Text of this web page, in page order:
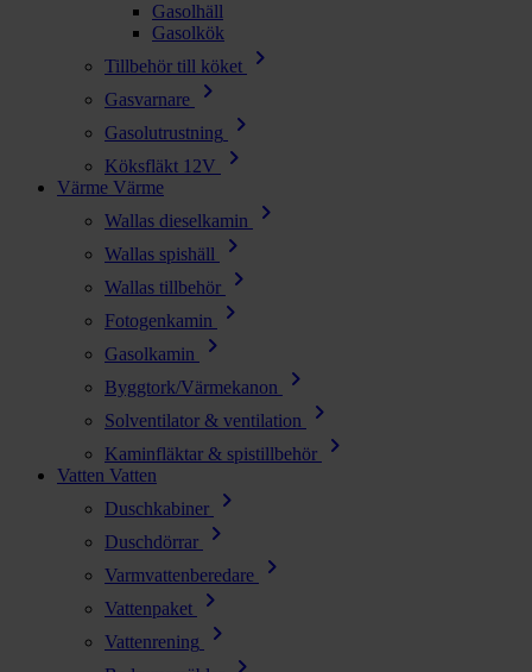
Gasolhäll
Gasolkök
Tillbehör till köket
chevron_right
Gasvarnare chevron_right
Gasolutrustning chevron_right
Köksfläkt 12V chevron_right
Värme Värme
Wallas dieselkamin
chevron_right
Wallas spishäll chevron_right
Wallas tillbehör chevron_right
Fotogenkamin chevron_right
Gasolkamin chevron_right
Byggtork/Värmekanon chevron_right
Solventilator & ventilation chevron_right
Kaminfläktar & spistillbehör chevron_right
Vatten Vatten
Duschkabiner
chevron_right
Duschdörrar chevron_right
Varmvattenberedare chevron_right
Vattenpaket chevron_right
Vattenrening chevron_right